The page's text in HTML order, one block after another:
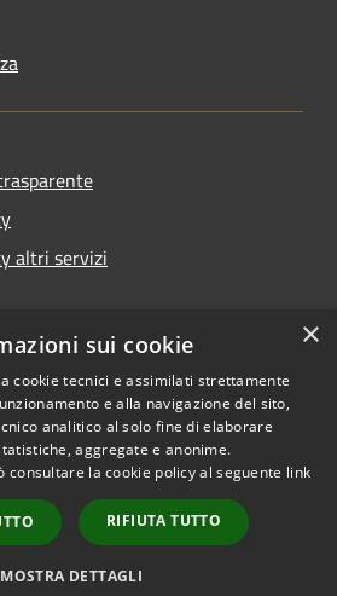
altri servizi
Copyright © 2026 • Comune di
San Giovanni Lupatoto •
Powered byMunicipium
Accesso redazione
×
sui cookie
cookie tecnici e assimilati strettamente
e alla navigazione del sito,
analitico al solo fine di elaborare
aggregate e anonime.
consultare la cookie policy al seguente link
RIFIUTA TUTTO
MOSTRA DETTAGLI